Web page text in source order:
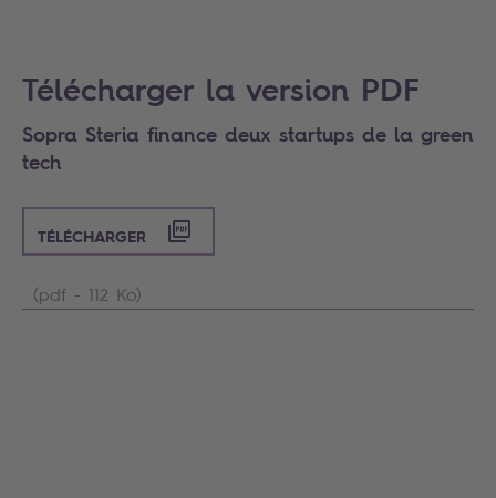
Télécharger la version PDF
Sopra Steria finance deux startups de la green
tech
TÉLÉCHARGER
(pdf - 112 Ko)